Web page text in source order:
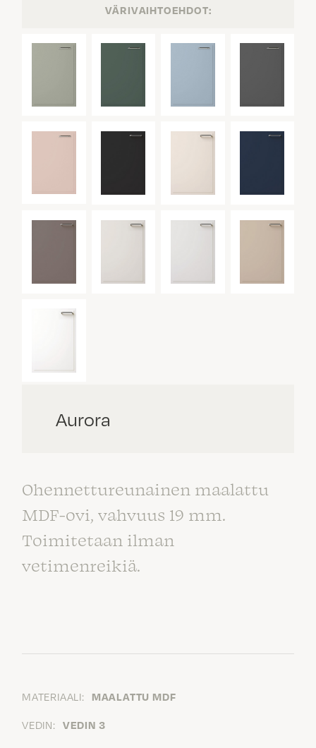
VÄRIVAIHTOEHDOT:
Aurora
Ohennettureunainen maalattu
MDF-ovi, vahvuus 19 mm.
Toimitetaan ilman
vetimenreikiä.
MATERIAALI: MAALATTU MDF
VEDIN: VEDIN 3